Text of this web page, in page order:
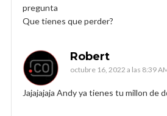
pregunta
Que tienes que perder?
Robert
octubre 16, 2022 a las 8:39
Jajajajaja Andy ya tienes tu millon de